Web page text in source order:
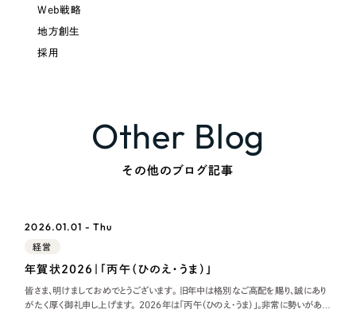
Web戦略
地方創生
採用
Other Blog
その他のブログ記事
2026.01.01 - Thu
経営
年賀状2026｜「丙午（ひのえ・うま）」
皆さま、明けましておめでとうございます。 旧年中は格別なご高配を賜り、誠にあり
がたく厚く御礼申し上げます。 2026年は「丙午（ひのえ・うま）」。非常に勢いがあ